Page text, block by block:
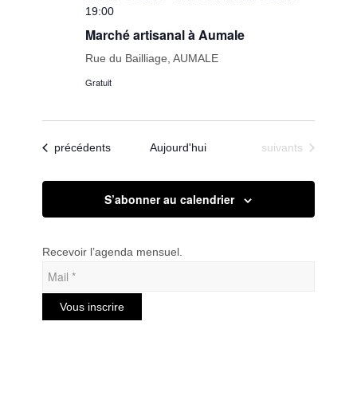
19:00
Marché artisanal à Aumale
Rue du Bailliage, AUMALE
Gratuit
Évènements
précédents Aujourd'hui Évènements
suivants
S’abonner au calendrier
Recevoir l’agenda mensuel.